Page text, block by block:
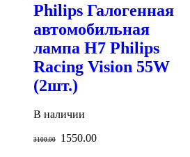
Philips Галогенная
автомобильная
лампа H7 Philips
Racing Vision 55W
(2шт.)
В наличии
3100.00 1550.00